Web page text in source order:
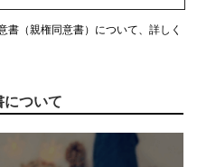
書（親権同意書）について、詳しく
について